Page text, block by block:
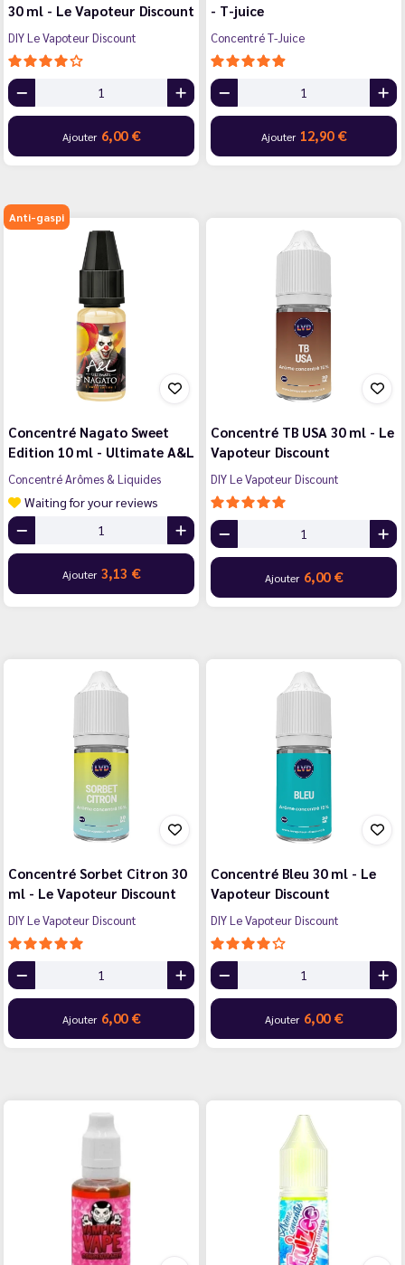
30 ml - Le Vapoteur Discount
DIY Le Vapoteur Discount
Ajouter 6,00 €
- T-juice
Concentré T-Juice
Ajouter 12,90 €
Anti-gaspi
Concentré Nagato Sweet
Edition 10 ml - Ultimate A&L
Concentré Arômes & Liquides
Waiting for your reviews
Ajouter 3,13 €
Concentré TB USA 30 ml - Le
Vapoteur Discount
DIY Le Vapoteur Discount
Ajouter 6,00 €
Concentré Sorbet Citron 30
ml - Le Vapoteur Discount
DIY Le Vapoteur Discount
Ajouter 6,00 €
Concentré Bleu 30 ml - Le
Vapoteur Discount
DIY Le Vapoteur Discount
Ajouter 6,00 €